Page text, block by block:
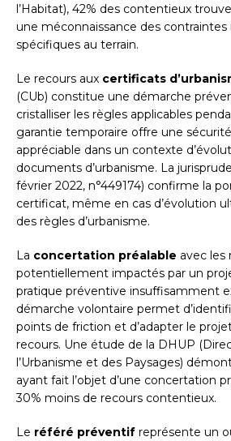
l’Habitat), 42% des contentieux
une méconnaissance des
spécifiques au terrain.
Le recours aux certificats
(CUb) constitue une démarche
cristalliser les règles applicables
garantie temporaire offre une
appréciable dans un contexte
documents d’urbanisme. La
février 2022, n°449174) confirme la
certificat, même en cas d’évolution
des règles d’urbanisme.
La concertation préalable avec les
potentiellement impactés par un
pratique préventive insuffisamment
démarche volontaire permet
points de friction et d’adapter le
recours. Une étude de la DHUP
l’Urbanisme et des Paysages)
ayant fait l’objet d’une concertation
30% moins de recours contentieux.
Le référé préventif représente un